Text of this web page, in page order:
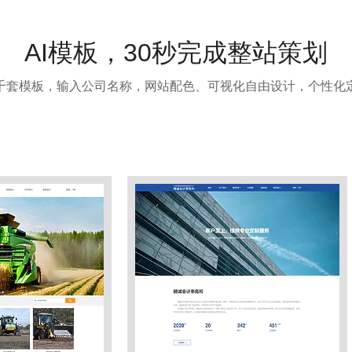
AI模板，30秒完成整站策划
套模板，输入公司名称，网站配色、可视化自由设计，个性化